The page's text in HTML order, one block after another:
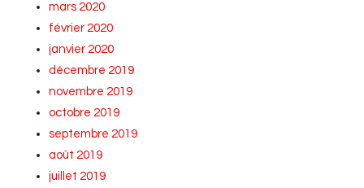
mars 2020
février 2020
janvier 2020
décembre 2019
novembre 2019
octobre 2019
septembre 2019
août 2019
juillet 2019